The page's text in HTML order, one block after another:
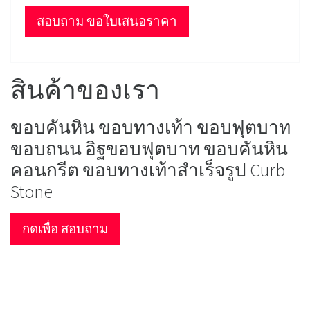
สอบถาม ขอใบเสนอราคา
สินค้าของเรา
ขอบคันหิน ขอบทางเท้า ขอบฟุตบาท
ขอบถนน อิฐขอบฟุตบาท ขอบคันหิน
คอนกรีต ขอบทางเท้าสำเร็จรูป Curb
Stone
กดเพื่อ สอบถาม